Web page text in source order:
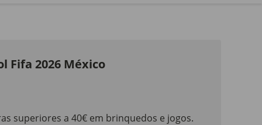
Fifa 2026 México
superiores a 40€ em brinquedos e jogos.